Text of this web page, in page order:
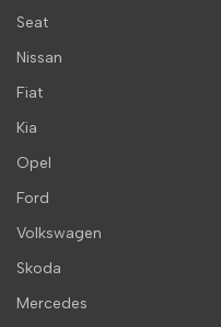
Seat
Nissan
Fiat
Kia
Opel
Ford
Volkswagen
Skoda
Mercedes